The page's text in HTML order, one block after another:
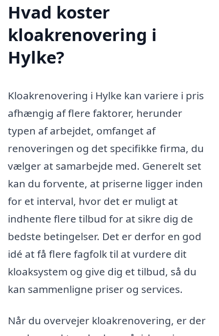
Hvad koster
kloakrenovering i
Hylke?
Kloakrenovering i Hylke kan variere i pris
afhængig af flere faktorer, herunder
typen af arbejdet, omfanget af
renoveringen og det specifikke firma, du
vælger at samarbejde med. Generelt set
kan du forvente, at priserne ligger inden
for et interval, hvor det er muligt at
indhente flere tilbud for at sikre dig de
bedste betingelser. Det er derfor en god
idé at få flere fagfolk til at vurdere dit
kloaksystem og give dig et tilbud, så du
kan sammenligne priser og services.
Når du overvejer kloakrenovering, er der